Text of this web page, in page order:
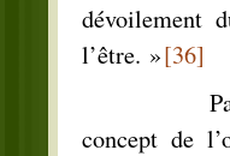
dévoilement
l’être. »[36]
Par là,
concept de